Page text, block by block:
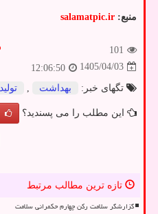
منبع: salamatpic.ir
101
1405/04/03
12:06:50
تگهای خبر:
بهداشت تولید
این مطلب را می پسندید؟
تازه ترین مطالب مرتبط
گزارشگر سلامت رکن چهارم حکمرانی سلامت